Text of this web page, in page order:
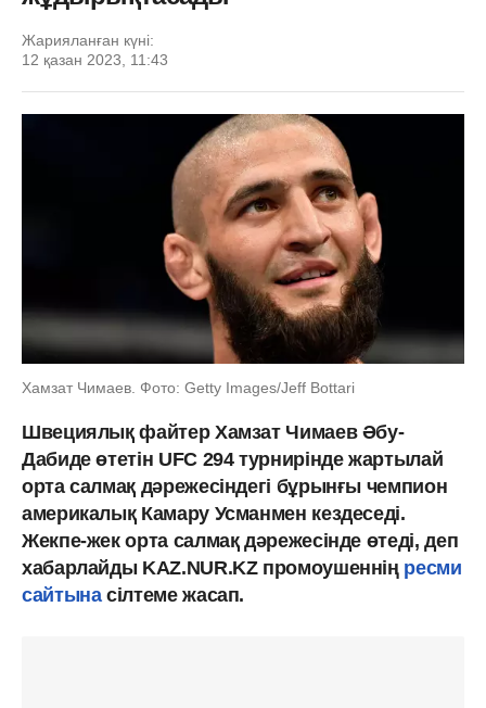
Жарияланған күні:
12 қазан 2023, 11:43
Хамзат Чимаев. Фото: Getty Images/Jeff Bottari
Швециялық файтер Хамзат Чимаев Әбу-
Дабиде өтетін UFC 294 турнирінде жартылай
орта салмақ дәрежесіндегі бұрынғы чемпион
америкалық Камару Усманмен кездеседі.
Жекпе-жек орта салмақ дәрежесінде өтеді, деп
хабарлайды KAZ.NUR.KZ промоушеннің ресми
сайтынасілтеме жасап.